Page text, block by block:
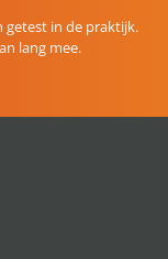
getest in de praktijk.
lang mee.